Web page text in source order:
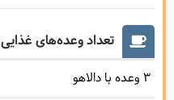
تعداد وعده‌های غذایی
3 وعده با دالاهو